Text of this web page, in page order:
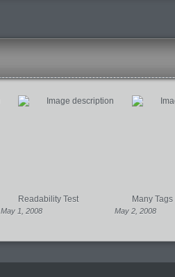
Readability Test
May 1, 2008
Many Tags
May 2, 2008